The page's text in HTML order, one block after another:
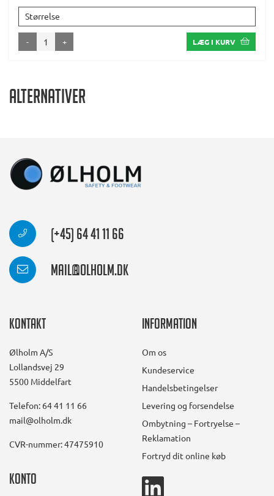
Størrelse
- + LÆG I KURV
Alternativer
(+45) 64 41 11 66
mail@olholm.dk
Kontakt
Ølholm A/S
Lollandsvej 29
5500 Middelfart
Telefon: 64 41 11 66
mail@olholm.dk
CVR-nummer: 47475910
Information
Om os
Kundeservice
Handelsbetingelser
Levering og forsendelse
Ombytning – Fortryelse –
Reklamation
Fortryd dit online køb
Konto